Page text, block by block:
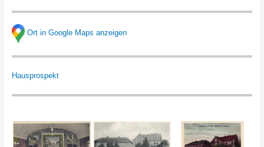
Ort in Google Maps anzeigen
Hausprospekt